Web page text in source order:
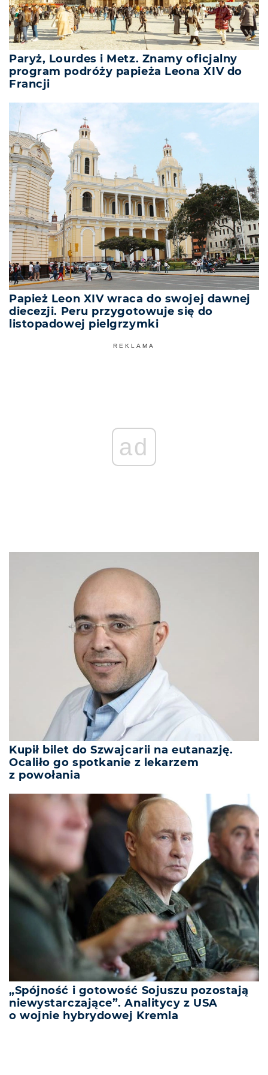
Paryż, Lourdes i Metz. Znamy oficjalny
program podróży papieża Leona XIV do
Francji
Papież Leon XIV wraca do swojej dawnej
diecezji. Peru przygotowuje się do
listopadowej pielgrzymki
REKLAMA
ad
Kupił bilet do Szwajcarii na eutanazję.
Ocaliło go spotkanie z lekarzem
z powołania
„Spójność i gotowość Sojuszu pozostają
niewystarczające”. Analitycy z USA
o wojnie hybrydowej Kremla